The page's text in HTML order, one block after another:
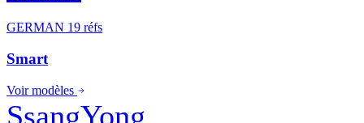
GERMAN 19 réfs
Smart
Voir modèles
SsangYong